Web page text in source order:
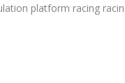
platform racing